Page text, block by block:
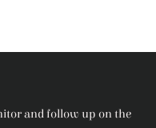
and follow up on the